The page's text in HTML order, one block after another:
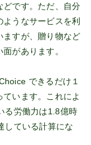
どです。ただ、自分
うなサービスを利
ますが、贈り物など
があります。
できるだけ１
います。これによ
る労働力は1.8億時
している計算にな